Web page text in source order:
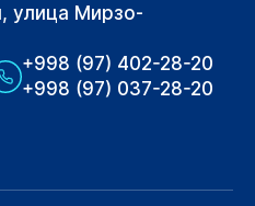
улица Мирзо-
+998 (97) 402-28-20
+998 (97) 037-28-20